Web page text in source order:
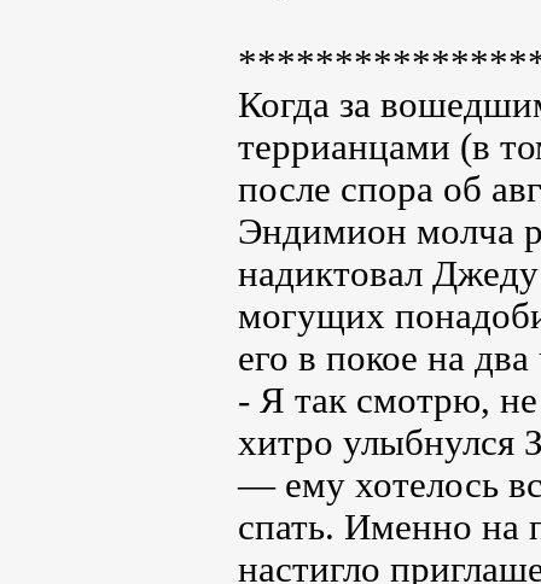
Когда за
террианцами (в
после спора об
Эндимион молча
надиктовал
могущих
его в покое на два
- Я так смотрю,
хитро улыбнулся
— ему хотелось
спать. Именно на
настигло